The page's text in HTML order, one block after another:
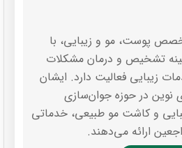
پوست، مو و زیبایی، با
تشخیص و درمان مشکلات
زیبایی فعالیت دارد. ایشان
نوین در حوزه جوان‌سازی
و کاشت مو طبیعی، خدماتی
ارائه می‌دهند.